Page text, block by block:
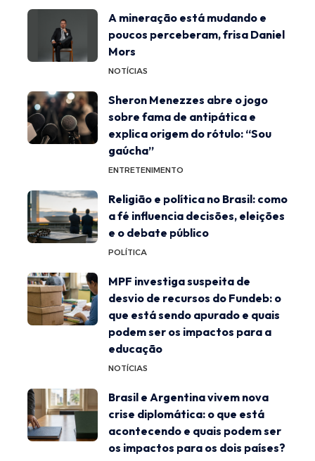
A mineração está mudando e
poucos perceberam, frisa Daniel
Mors
NOTÍCIAS
Sheron Menezzes abre o jogo
sobre fama de antipática e
explica origem do rótulo: “Sou
gaúcha”
ENTRETENIMENTO
Religião e política no Brasil: como
a fé influencia decisões, eleições
e o debate público
POLÍTICA
MPF investiga suspeita de
desvio de recursos do Fundeb: o
que está sendo apurado e quais
podem ser os impactos para a
educação
NOTÍCIAS
Brasil e Argentina vivem nova
crise diplomática: o que está
acontecendo e quais podem ser
os impactos para os dois países?